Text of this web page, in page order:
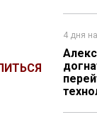
4 дня